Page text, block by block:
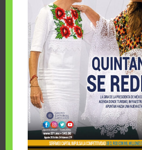
Fairmont Mayakoba y Make-A-Wish
esfuerzos para hacer realidad el deseo